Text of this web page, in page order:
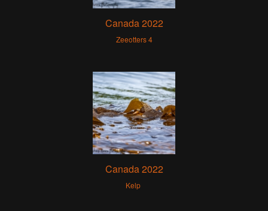
Canada 2022
Zeeotters 4
Canada 2022
Kelp